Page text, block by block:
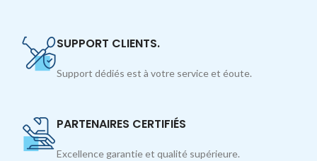
SUPPORT CLIENTS.
Support dédiés est à votre service et éoute.
PARTENAIRES CERTIFIÉS
Excellence garantie et qualité supérieure.